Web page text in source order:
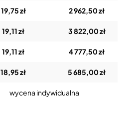
19,75 zł 2 962,50 zł
19,11 zł 3 822,00 zł
19,11 zł 4 777,50 zł
18,95 zł 5 685,00 zł
wycena indywidualna